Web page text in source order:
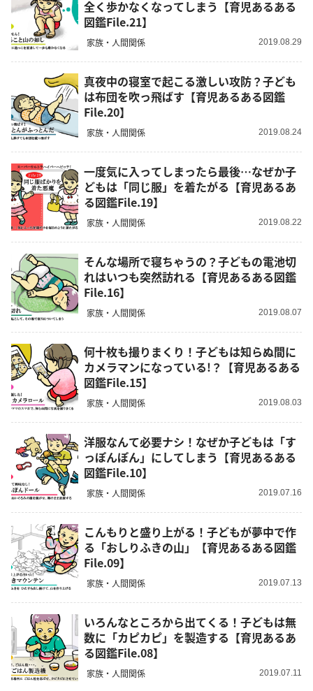
全く歩かなくなってしまう【育児あるある
図鑑File.21】
家族・人間関係 2019.08.29
真夜中の寝室で起こる激しい攻防？子ども
は布団を吹っ飛ばす【育児あるある図鑑
File.20】
家族・人間関係 2019.08.24
一度気に入ってしまったら最後…なぜか子
どもは「同じ服」を着たがる【育児あるあ
る図鑑File.19】
家族・人間関係 2019.08.22
そんな場所で寝ちゃうの？子どもの電池切
れはいつも突然訪れる【育児あるある図鑑
File.16】
家族・人間関係 2019.08.07
何十枚も撮りまくり！子どもは知らぬ間に
カメラマンになっている!？【育児あるある
図鑑File.15】
家族・人間関係 2019.08.03
洋服なんて必要ナシ！なぜか子どもは「す
っぽんぽん」にしてしまう【育児あるある
図鑑File.10】
家族・人間関係 2019.07.16
こんもりと盛り上がる！子どもが夢中で作
る「おしりふきの山」【育児あるある図鑑
File.09】
家族・人間関係 2019.07.13
いろんなところから出てくる！子どもは無
数に「カピカピ」を製造する【育児あるあ
る図鑑File.08】
家族・人間関係 2019.07.11